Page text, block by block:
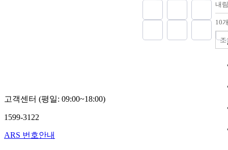
내
10
조
고객센터 (평일: 09:00~18:00)
1599-3122
ARS 번호안내